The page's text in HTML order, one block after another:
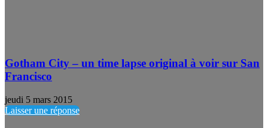
Gotham City – un time lapse original à voir sur San
Francisco
jeudi 5 mars 2015
Laisser une réponse